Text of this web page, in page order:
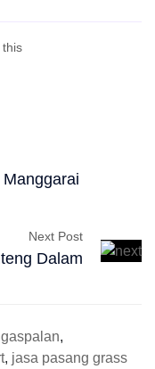
Next Post
Dalam
,
, jasa pasang grass